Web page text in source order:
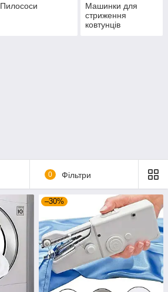
Пилососи
Машинки для
стриження
ковтунців
0 Фільтри
–30%